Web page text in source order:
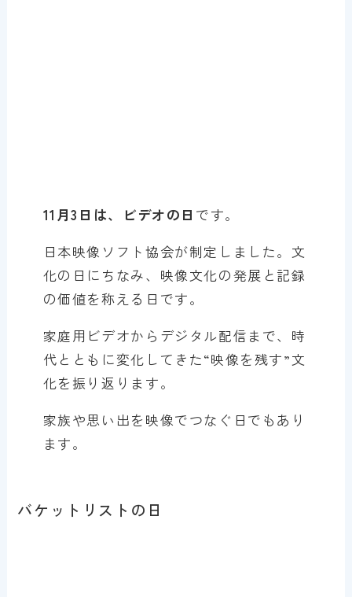
11月3日は、ビデオの日 です。
日本映像ソフト協会が制定しました。文
化の日にちなみ、映像文化の発展と記録
の価値を称える日です。
家庭用ビデオからデジタル配信まで、時
代とともに変化してきた“映像を残す”文
化を振り返ります。
家族や思い出を映像でつなぐ日でもあり
ます。
バケットリストの日